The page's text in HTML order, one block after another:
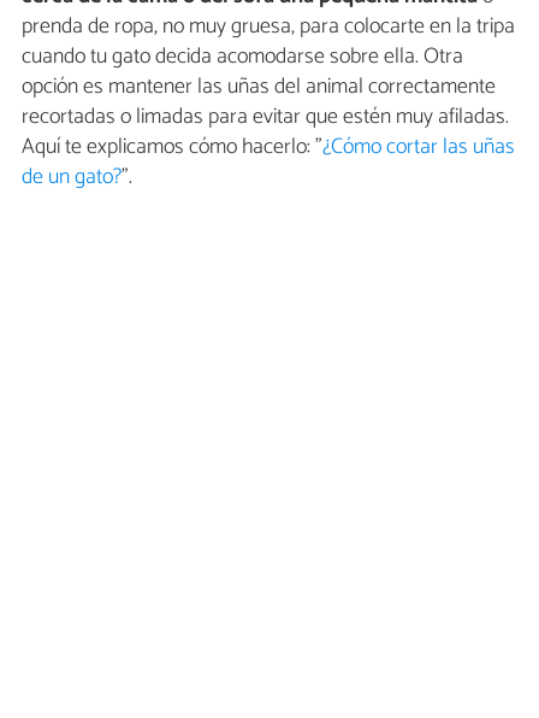
prenda de ropa, no muy gruesa, para colocarte en la tripa
cuando tu gato decida acomodarse sobre ella. Otra
opción es mantener las uñas del animal correctamente
recortadas o limadas para evitar que estén muy afiladas.
Aquí te explicamos cómo hacerlo: "¿Cómo cortar las uñas
de un gato?".